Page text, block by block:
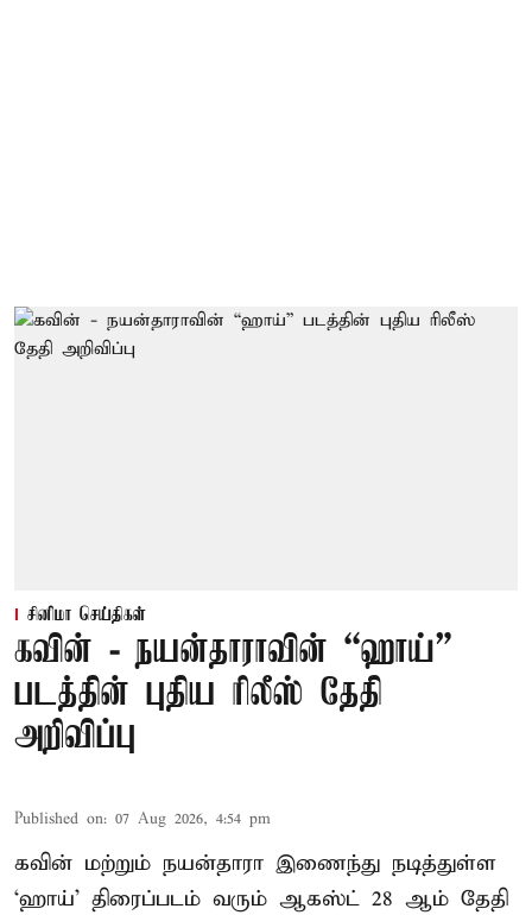
சினிமா செய்திகள்
கவின் - நயன்தாராவின் “ஹாய்”
படத்தின் புதிய ரிலீஸ் தேதி
அறிவிப்பு
Published on: 07 Aug 2026, 4:54 pm
கவின் மற்றும் நயன்தாரா இணைந்து நடித்துள்ள
‘ஹாய்’ திரைப்படம் வரும் ஆகஸ்ட் 28 ஆம் தேதி